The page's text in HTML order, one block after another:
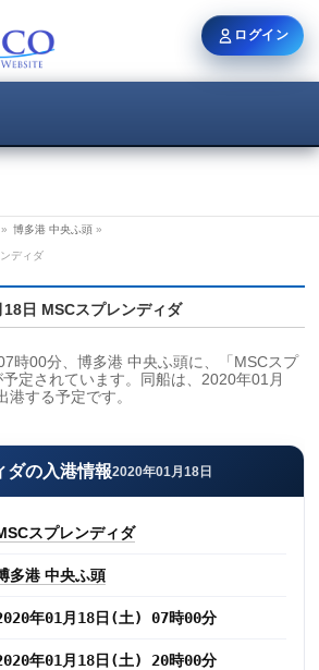
» 博多港 中央ふ頭 »
ディダ
18日 MSCスプレンディダ
時00分、博多港 中央ふ頭に、「MSCスプ
定されています。同船は、2020年01月
する予定です。
ダの入港情報2020年01月18日
スプレンディダ
多港 中央ふ頭
年01月18日(土) 07時00分
年01月18日(土) 20時00分
ログイン
を忘れた方